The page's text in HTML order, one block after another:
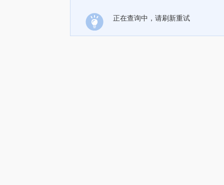
正在查询中，请刷新重试